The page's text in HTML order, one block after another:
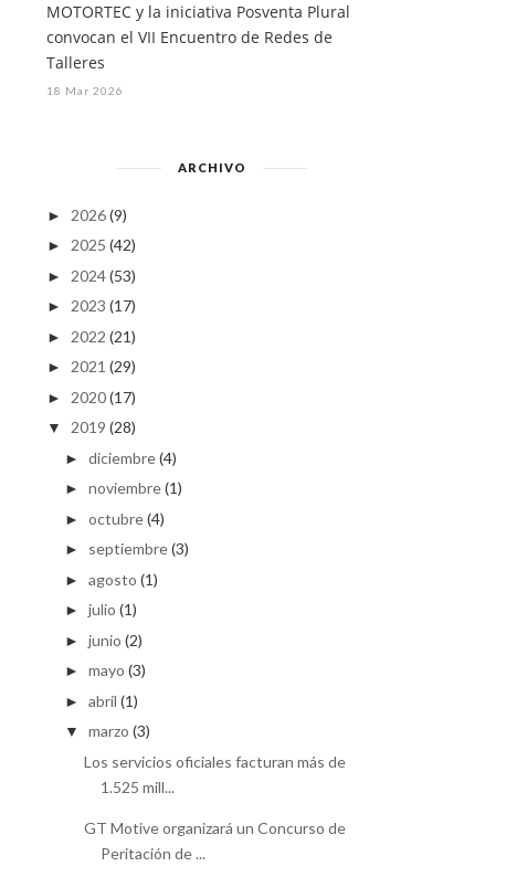
MOTORTEC y la iniciativa Posventa Plural
convocan el VII Encuentro de Redes de
Talleres
18 Mar 2026
ARCHIVO
► 2026 (9)
► 2025 (42)
► 2024 (53)
► 2023 (17)
► 2022 (21)
► 2021 (29)
► 2020 (17)
▼ 2019 (28)
►diciembre(4)
►noviembre(1)
►octubre(4)
► septiembre(3)
►agosto (1)
►julio (1)
►junio (2)
►mayo (3)
►abril (1)
▼ marzo (3)
Los servicios oficiales facturan más de
1.525 mill...
GT Motive organizará un Concurso de
Peritación de ...